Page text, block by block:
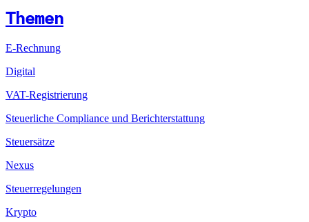
Themen
E-Rechnung
Digital
VAT-Registrierung
Steuerliche Compliance und Berichterstattung
Steuersätze
Nexus
Steuerregelungen
Krypto